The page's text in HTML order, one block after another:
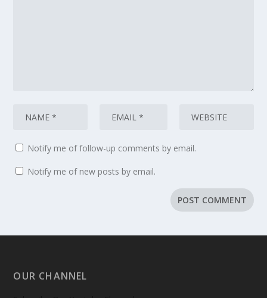
Notify me of follow-up comments by email.
Notify me of new posts by email.
OUR CHANNEL